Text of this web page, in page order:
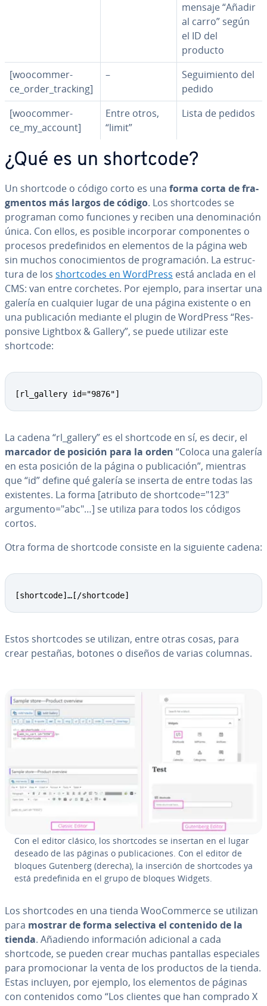
mensaje “Añadir
al carro” según
el ID del
producto
[woo­co­m­me­r­
ce_order_tracking]
–
Se­gui­mie­n­to del
pedido
[woo­co­m­me­r­
ce_my_account]
Entre otros,
“limit”
Lista de pedidos
¿Qué es un shortcode?
Un shortcode o código corto es una forma corta de fra­
g­me­n­tos más largos de código. Los sho­r­t­co­des se
programan como funciones y reciben una de­no­mi­na­ción
única. Con ellos, es posible in­co­r­po­rar co­m­po­ne­n­tes o
procesos pre­de­fi­ni­dos en elementos de la página web
sin muchos co­no­ci­mie­n­tos de pro­gra­ma­ción. La es­tru­c­
tu­ra de los sho­r­t­co­des en WordPress está anclada en el
CMS: van entre corchetes. Por ejemplo, para insertar una
galería en cualquier lugar de una página existente o en
una pu­bli­ca­ción mediante el plugin de WordPress “Re­s­
po­n­si­ve Lightbox & Gallery”, se puede utilizar este
shortcode:
[rl_gallery id="9876"]
La cadena “rl_gallery” es el shortcode en sí, es decir, el
marcador de posición para la orden “Coloca una galería
en esta posición de la página o pu­bli­ca­ción”, mientras
que “id” define qué galería se inserta de entre todas las
exi­s­te­n­tes. La forma [atributo de shortcode="123"
argumento="abc"…] se utiliza para todos los códigos
cortos.
Otra forma de shortcode consiste en la siguiente cadena:
[shortcode]…[/shortcode]
Estos sho­r­t­co­des se utilizan, entre otras cosas, para
crear pestañas, botones o diseños de varias columnas.
Con el editor clásico, los sho­r­t­co­des se insertan en el lugar
deseado de las páginas o pu­bli­ca­cio­nes. Con el editor de
bloques Gutenberg (derecha), la inserción de sho­r­t­co­des ya
está pre­de­fi­ni­da en el grupo de bloques Widgets.
Los sho­r­t­co­des en una tienda Woo­Co­m­me­r­ce se utilizan
para mostrar de forma selectiva el contenido de la
tienda. Añadiendo in­fo­r­ma­ción adicional a cada
shortcode, se pueden crear muchas pantallas es­pe­cia­les
para pro­mo­cio­nar la venta de los productos de la tienda.
Estas incluyen, por ejemplo, los elementos de páginas
con co­n­te­ni­dos como “Los clientes que han comprado X